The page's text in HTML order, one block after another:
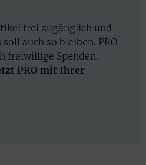
frei zugänglich und
auch so bleiben. PRO
freiwillige Spenden.
PRO mit Ihrer